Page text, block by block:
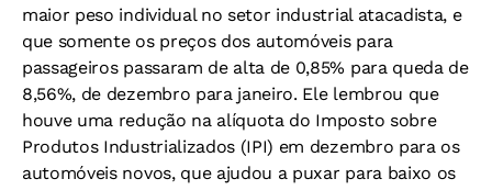
maior peso individual no setor industrial atacadista, e
que somente os preços dos automóveis para
passageiros passaram de alta de 0,85% para queda de
8,56%, de dezembro para janeiro. Ele lembrou que
houve uma redução na alíquota do Imposto sobre
Produtos Industrializados (IPI) em dezembro para os
automóveis novos, que ajudou a puxar para baixo os